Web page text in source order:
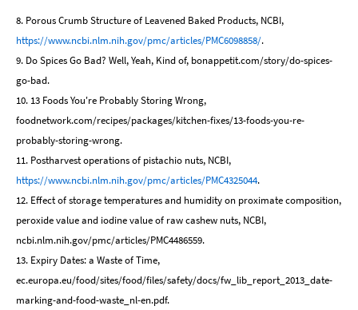
8. Porous Crumb Structure of Leavened Baked Products, NCBI,
https://www.ncbi.nlm.nih.gov/pmc/articles/PMC6098858/.
9. Do Spices Go Bad? Well, Yeah, Kind of, bonappetit.com/story/do-spices-
go-bad.
10. 13 Foods You're Probably Storing Wrong,
foodnetwork.com/recipes/packages/kitchen-fixes/13-foods-you-re-
probably-storing-wrong.
11. Postharvest operations of pistachio nuts, NCBI,
https://www.ncbi.nlm.nih.gov/pmc/articles/PMC4325044.
12. Effect of storage temperatures and humidity on proximate composition,
peroxide value and iodine value of raw cashew nuts, NCBI,
ncbi.nlm.nih.gov/pmc/articles/PMC4486559.
13. Expiry Dates: a Waste of Time,
ec.europa.eu/food/sites/food/files/safety/docs/fw_lib_report_2013_date-
marking-and-food-waste_nl-en.pdf.